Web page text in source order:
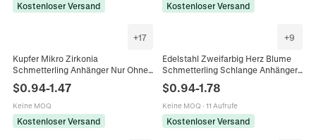
Kostenloser Versand Kostenloser Versand
+17
Kupfer Mikro Zirkonia
Schmetterling Anhänger Nur Ohne
Kette Gold Plattiert Biene Stern
Charms Für DIY
Schmuckherstellung Halsketten
$0.94-1.47
Keine MOQ
Kostenloser Versand
+9
Edelstahl Zweifarbig Herz Blume
Schmetterling Schlange Anhänger
Für Damen DIY
Schmuckherstellung
Bastelzubehör Zubehör
$0.94-1.78
Keine MOQ · 11 Aufrufe
Kostenloser Versand